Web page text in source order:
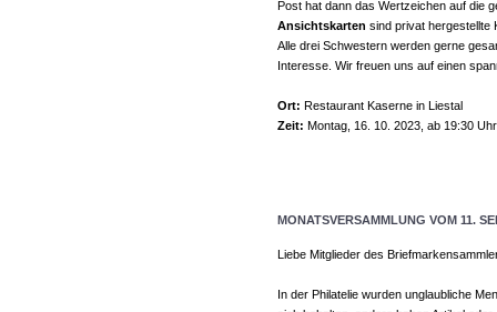
Post hat dann das Wertzeichen auf die
Ansichtskarten sind privat hergestellte
Alle drei Schwestern werden gerne
Interesse. Wir freuen uns auf einen
Ort: Restaurant Kaserne in Liestal
Zeit: Montag, 16. 10. 2023, ab 19:30 Uhr
MONATSVERSAMMLUNG VOM 11.
Liebe Mitglieder des
In der Philatelie wurden unglaubliche